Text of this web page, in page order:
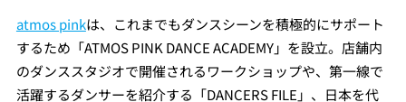
atmos pinkは、これまでもダンスシーンを積極的にサポート
するため「ATMOS PINK DANCE ACADEMY」を設立。店舗内
のダンススタジオで開催されるワークショップや、第一線で
活躍するダンサーを紹介する「DANCERS FILE」、日本を代